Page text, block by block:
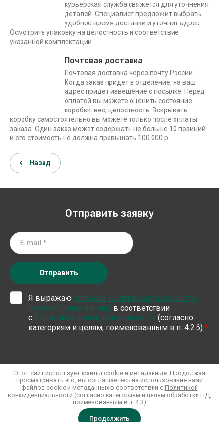
курьерская служба свяжется для уточнения
деталей. Специалист предложит выбрать
удобное время доставки и уточнит адрес.
Осмотрите упаковку на целостность и соответствие
указанной комплектации.
Почтовая доставка
Почтовая доставка через почту России.
Когда заказ придет в отделение, на ваш
адрес придет извещение о посылке. Перед
оплатой вы можете оценить состояние
коробки: вес, целостность. Вскрывать
коробку самостоятельно вы можете только после оплаты
заказа. Один заказ может содержать не больше 10 позиций
и его стоимость не должна превышать 100 000 р.
Назад
Отправить заявку
Я выражаю согласие на передачу и обработку
персональных данных в соответствии
с Политикой конфиденциальности (согласно
категориям и целям, поименованным в п. 4.2.6) *
Отправить
Хозтовары оптом
Политика конфиденциальности
разработка сайта— студия Мегагрупп.ру.
Этот сайт использует файлы cookie и метаданные. Продолжая
просматривать его, вы соглашаетесь на использование нами
файлов cookie и метаданных в соответствии с Политикой
конфиденциальности (согласно категориям и целям обработки ПД,
поименованным в п. 4.3)
Продолжить